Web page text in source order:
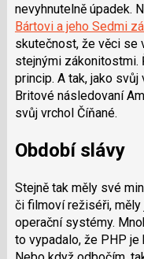
nevyhnutelně úpadek.
Bártovi a jeho Sedmi
skutečnost, že věci se
stejnými zákonitostmi.
princip. A tak, jako
Britové následovaní
svůj vrchol Číňané.
Období slávy
Stejně tak měly své
či filmoví režiséři,
operační systémy.
to vypadalo, že PHP je